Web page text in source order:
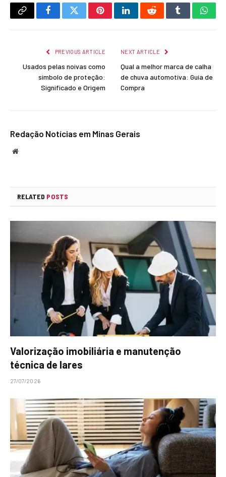
Copy
FacebookTwitterPinterestLinkedInRedditTumblr
PREVIOUS ARTICLE
Usados pelas noivas como
símbolo de proteção:
Significado e Origem
NEXT ARTICLE
Qual a melhor marca de calha
de chuva automotiva: Guia de
Compra
Redação Notícias em Minas Gerais
Website
RELATED POSTS
Valorização imobiliária e manutenção
técnica de lares
27/07/2026